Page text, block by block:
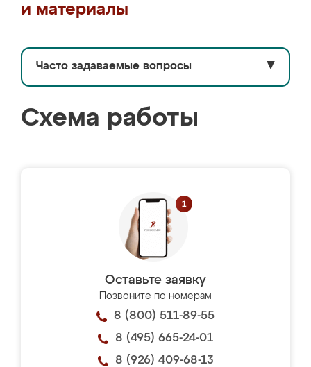
и материалы
Часто задаваемые вопросы ▼
Схема работы
Оставьте заявку
Позвоните по номерам
8 (800) 511-89-55
8 (495) 665-24-01
8 (926) 409-68-13